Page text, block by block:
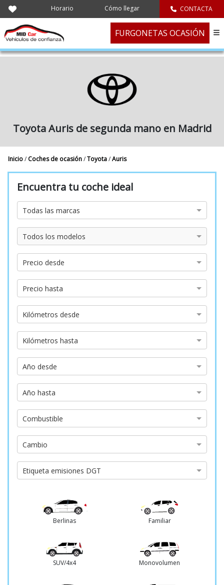
Horario Cómo llegar CONTACTA
FURGONETAS OCASIÓN
Toyota Auris de segunda mano en Madrid
Inicio/ Coches de ocasión/Toyota/Auris
Encuentra tu coche ideal
Marca
Todas las marcas
Modelo
Todos los modelos
Precio
desde
Precio desde
Precio
hasta
Precio hasta
Kilómetros
desde
Kilómetros desde
Kilómetros
hasta
Kilómetros hasta
Año
desde
Año desde
Año
hasta
Año hasta
Tipo
de
combustible
Combustible
Tipo
de
cambio
Cambio
Etiqueta
emisiones
Etiqueta emisiones DGT
Berlinas Familiar
SUV/4x4 Monovolumen